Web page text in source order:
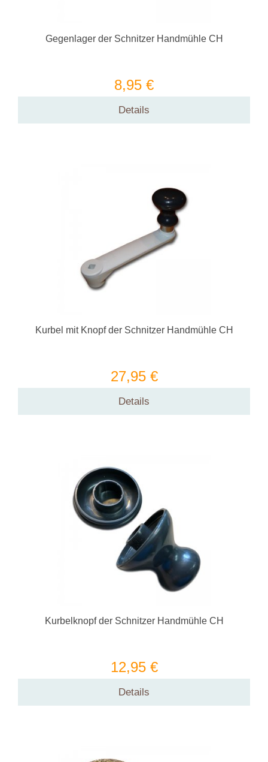
Gegenlager der Schnitzer Handmühle CH
8,95 €
Details
Kurbel mit Knopf der Schnitzer Handmühle CH
27,95 €
Details
Kurbelknopf der Schnitzer Handmühle CH
12,95 €
Details